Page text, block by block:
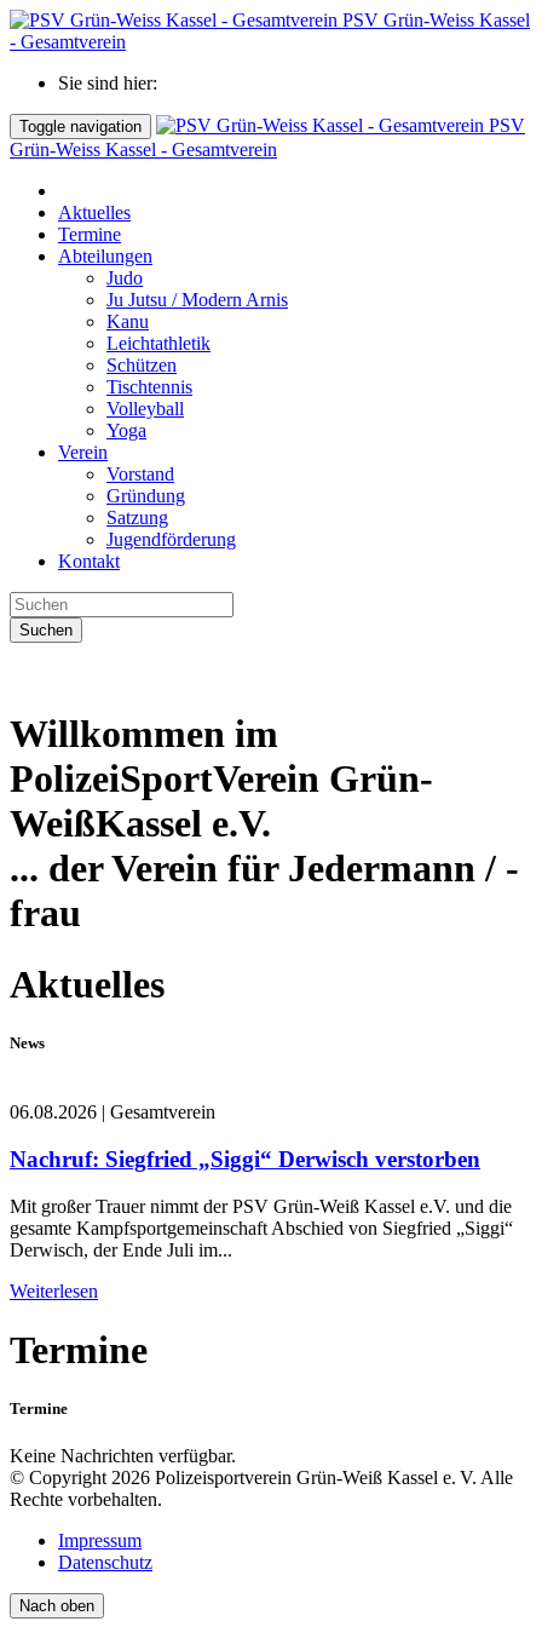
PSV Grün-Weiss Kassel
- Gesamtverein
Sie sind hier:
Toggle navigation
PSV
Grün-Weiss Kassel - Gesamtverein
Aktuelles
Termine
Abteilungen
Judo
Ju Jutsu / Modern Arnis
Kanu
Leichtathletik
Schützen
Tischtennis
Volleyball
Yoga
Verein
Vorstand
Gründung
Satzung
Jugendförderung
Kontakt
Suchen
Willkommen im
PolizeiSportVerein Grün-
WeißKassel e.V.
... der Verein für Jedermann / -
frau
Aktuelles
News
06.08.2026 | Gesamtverein
Nachruf: Siegfried „Siggi“ Derwisch verstorben
Mit großer Trauer nimmt der PSV Grün-Weiß Kassel e.V. und die
gesamte Kampfsportgemeinschaft Abschied von Siegfried „Siggi“
Derwisch, der Ende Juli im...
Weiterlesen
Termine
Termine
Keine Nachrichten verfügbar.
© Copyright 2026 Polizeisportverein Grün-Weiß Kassel e. V. Alle
Rechte vorbehalten.
Impressum
Datenschutz
Nach oben